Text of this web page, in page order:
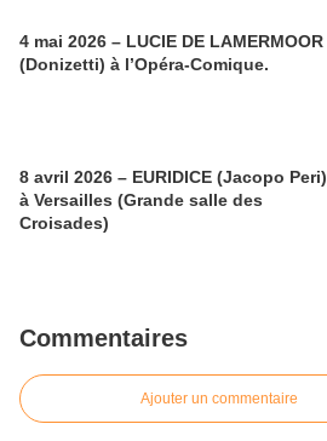
4 mai 2026 – LUCIE DE LAMERMOOR
(Donizetti) à l’Opéra-Comique.
8 avril 2026 – EURIDICE (Jacopo Peri)
à Versailles (Grande salle des
Croisades)
Commentaires
Ajouter un commentaire